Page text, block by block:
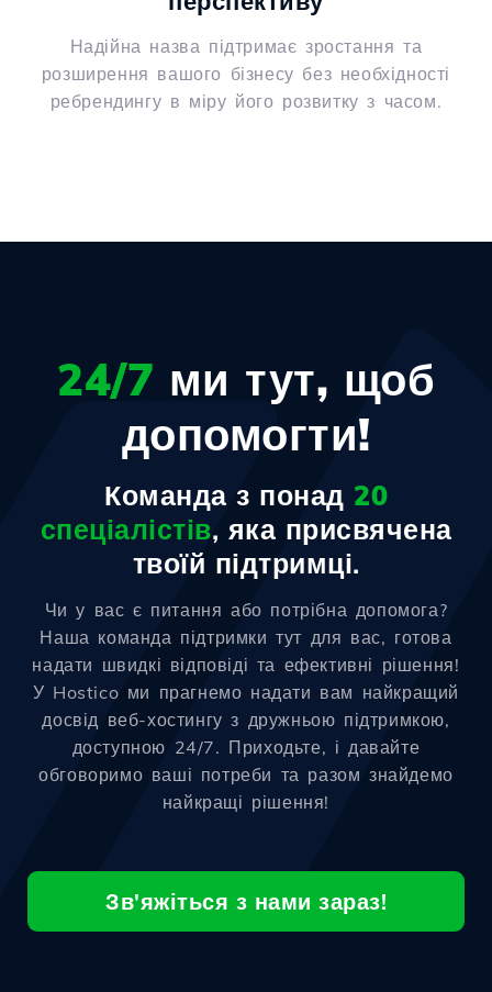
Надійна назва підтримає зростання та
розширення вашого бізнесу без необхідності
ребрендингу в міру його розвитку з часом.
24/7 ми тут, щоб
допомогти!
Команда з понад 20
спеціалістів, яка присвячена
твоїй підтримці.
Чи у вас є питання або потрібна допомога?
Наша команда підтримки тут для вас, готова
надати швидкі відповіді та ефективні рішення!
У Hostico ми прагнемо надати вам найкращий
досвід веб-хостингу з дружньою підтримкою,
доступною 24/7. Приходьте, і давайте
обговоримо ваші потреби та разом знайдемо
найкращі рішення!
Зв'яжіться з нами зараз!